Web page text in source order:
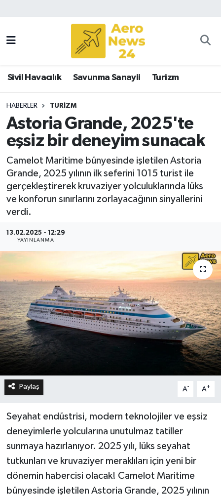
Sivil Havacılık Savunma Sanayii Turizm
HABERLER TURIZM
Astoria Grande, 2025'te
eşsiz bir deneyim sunacak
Camelot Maritime bünyesinde işletilen Astoria
Grande, 2025 yılının ilk seferini 1015 turist ile
gerçekleştirerek kruvaziyer yolculuklarında lüks
ve konforun sınırlarını zorlayacağının sinyallerini
verdi.
13.02.2025 - 12:29
YAYINLANMA
Paylaş A- A+
Seyahat endüstrisi, modern teknolojiler ve eşsiz
deneyimlerle yolcularına unutulmaz tatiller
sunmaya hazırlanıyor. 2025 yılı, lüks seyahat
tutkunları ve kruvaziyer meraklıları için yeni bir
dönemin habercisi olacak! Camelot Maritime
bünyesinde işletilen Astoria Grande, 2025 yılının